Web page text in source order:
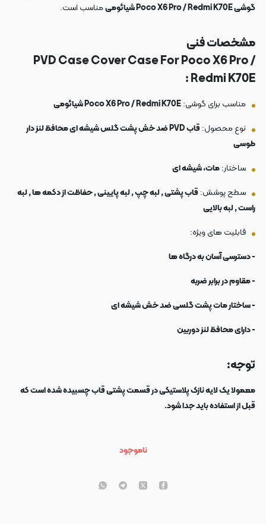
گوشی Poco X6 Pro / Redmi K70E شیائومی
مناسب است.
مشخصات فنی
PVD Case Cover Case For Poco X6 Pro /
Redmi K70E :
مناسب برای گوشی:Poco X6 Pro / Redmi K70E شیائومی
نوع محصول:
قاب PVD ضد خش پشت گلس شیشه ای محافظ لنز دار
طوسی
ساختار:مات، شیشه ای
سطح پوشش: قاب پشتی , لبه چپ , لبه پایینی , حفاظت از دکمه ها , لبه
راست , لبه بالایی
قابلیت های ویژه:
- دسترسی آسان به درگاه ها
- مقاوم در برابر ضربه
- ساختار مات پشت گلسی ضد خش شیشه ای
- دارای محافظ لنز دوربین
توجه:
معمولا یک لایه نازک پلاستیکی در قسمت پشتی قاب چسبیده شده است که
قبل از استفاده باید جدا شود.
ناموجود